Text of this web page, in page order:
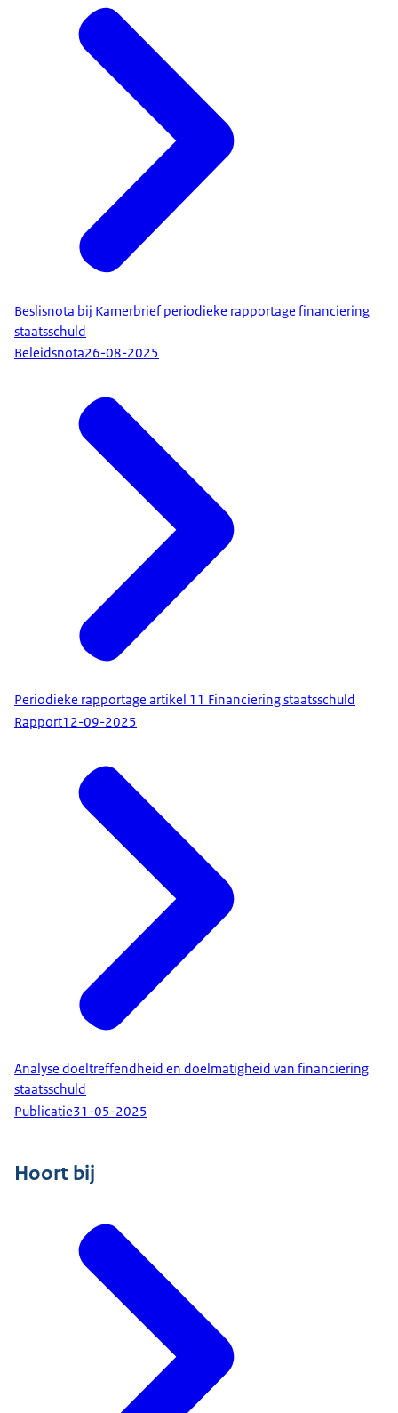
Beslisnota bij Kamerbrief periodieke rapportage financiering
staatsschuld
Beleidsnota26-08-2025
Periodieke rapportage artikel 11 Financiering staatsschuld
Rapport12-09-2025
Analyse doeltreffendheid en doelmatigheid van financiering
staatsschuld
Publicatie31-05-2025
Hoort bij